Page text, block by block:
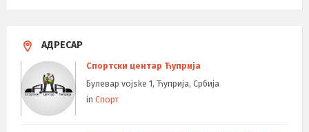
АДРЕСАР
Спортски центар Ћуприја
Булевар vojske 1, Ћуприја, Србија
in Спорт